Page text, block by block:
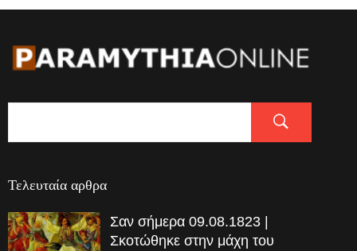
Τελευταία αρθρα
Σαν σήμερα 09.08.1823 |
Σκοτώθηκε στην μάχη του